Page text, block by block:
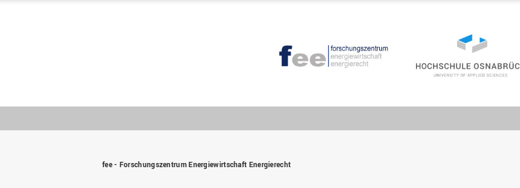
fee - Forschungszentrum Energiewirtschaft Energierecht